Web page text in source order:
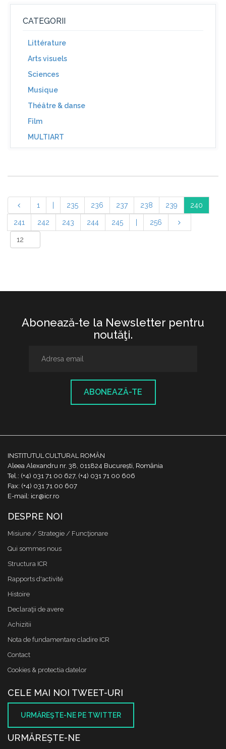
CATEGORII
Littérature
Arts visuels
Sciences
Musique
Théâtre & danse
Film
MULTIART
1 235 236 237 238 239 240
241 242 243 244 245 256
Abonează-te la Newsletter pentru
noutăţi.
ABONEAZĂ-TE
INSTITUTUL CULTURAL ROMÂN
Aleea Alexandru nr. 38, 011824 București, România
Tel.: (+4) 031 71 00 627, (+4) 031 71 00 606
Fax: (+4) 031 71 00 607
E-mail: icr@icr.ro
DESPRE NOI
Misiune / Strategie / Funcţionare
Qui sommes nous
Structura ICR
Rapports d'activité
Histoire
Declaraţii de avere
Achizitii
Nota de fundamentare cladire ICR
Contact
Cookies & protectia datelor
CELE MAI NOI TWEET-URI
URMĂREŞTE-NE PE TWITTER
URMĂREŞTE-NE